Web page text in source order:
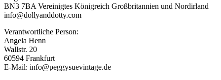
BN3 7BA Vereinigtes Königreich Großbritannien und Nordirland
info@dollyanddotty.com
Verantwortliche Person:
Angela Henn
Wallstr. 20
60594 Frankfurt
E-Mail: info@peggysuevintage.de